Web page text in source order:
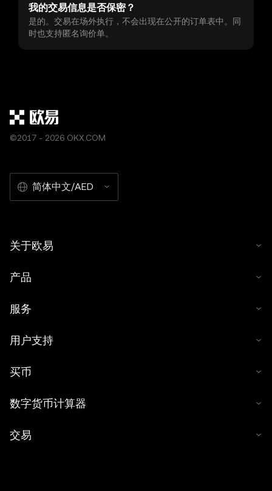
我的交易信息是否保密？
是的。交易在场外执行，不会出现在公开的订单表中。同
时也支持匿名询价单。
©2017 - 2026 OKX.COM
简体中文/AED
关于欧易
产品
服务
用户支持
买币
数字货币计算器
交易